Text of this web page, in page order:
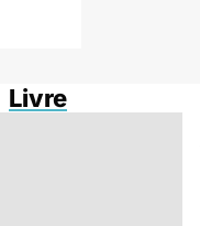
Livre